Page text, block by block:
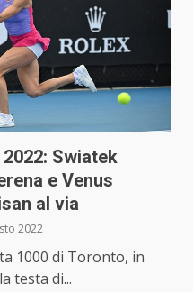
Swiatek
e Venus
al via
2022
1000 di Toronto, in
testa di...